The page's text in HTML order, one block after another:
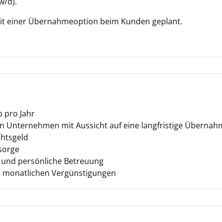
einer Übernahmeoption beim Kunden geplant.
pro Jahr
Unternehmen mit Aussicht auf eine langfristige
persönliche Betreuung
Vergünstigungen